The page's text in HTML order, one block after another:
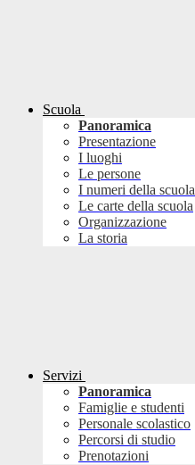
Scuola
Panoramica
Presentazione
I luoghi
Le persone
I numeri della scuola
Le carte della scuola
Organizzazione
La storia
Servizi
Panoramica
Famiglie e studenti
Personale scolastico
Percorsi di studio
Prenotazioni